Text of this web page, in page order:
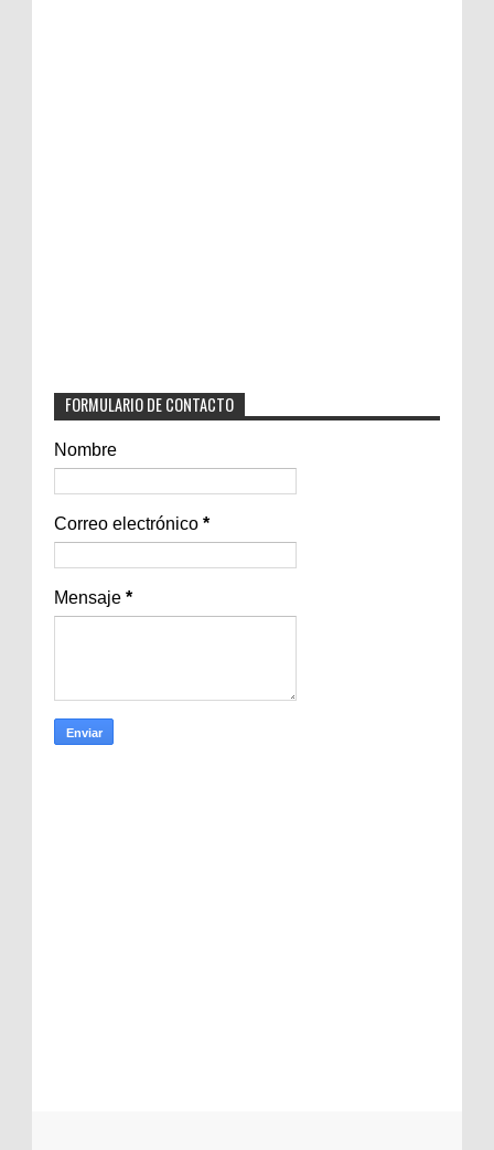
FORMULARIO DE CONTACTO
Nombre
Correo electrónico *
Mensaje *